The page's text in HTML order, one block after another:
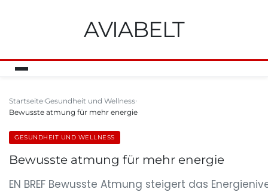
AVIABELT
Startseite Gesundheit und Wellness
Bewusste atmung für mehr energie
GESUNDHEIT UND WELLNESS
Bewusste atmung für mehr energie
EN BREF Bewusste Atmung steigert das